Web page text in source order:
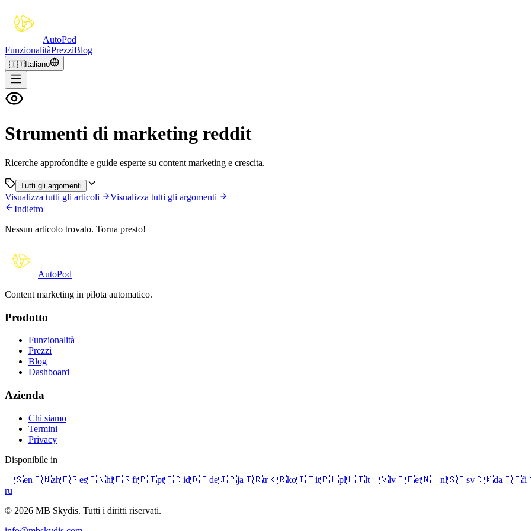
AutoPod
FunzionalitàPrezziBlog
🇮🇹Italiano
Strumenti di marketing reddit
Ricerche approfondite e guide esperte su content marketing e crescita.
Tutti gli argomenti
Visualizza tutti gli articoli
Visualizza tutti gli argomenti
Indietro
Nessun articolo trovato. Torna presto!
AutoPod
Content marketing in pilota automatico.
Prodotto
Funzionalità
Prezzi
Blog
Dashboard
Azienda
Chi siamo
Termini
Privacy
Disponibile in
🇺🇸en🇨🇳zh🇪🇸es🇮🇳hi🇫🇷fr🇵🇹pt🇮🇩id🇩🇪de🇯🇵ja🇹🇷tr🇰🇷ko🇮🇹it🇵🇱pl🇱🇹lt🇱🇻lv🇪🇪et🇳🇱nl🇸🇪sv🇩🇰da🇫🇮fi
ru
© 2026 MB Skydis. Tutti i diritti riservati.